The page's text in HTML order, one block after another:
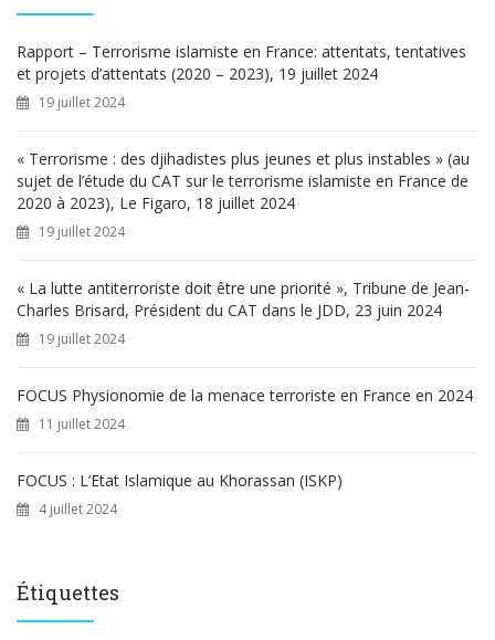
h
e
r
Rapport – Terrorisme islamiste en France: attentats, tentatives
et projets d’attentats (2020 – 2023), 19 juillet 2024
19 juillet 2024
« Terrorisme : des djihadistes plus jeunes et plus instables » (au
sujet de l’étude du CAT sur le terrorisme islamiste en France de
2020 à 2023), Le Figaro, 18 juillet 2024
19 juillet 2024
« La lutte antiterroriste doit être une priorité », Tribune de Jean-
Charles Brisard, Président du CAT dans le JDD, 23 juin 2024
19 juillet 2024
FOCUS Physionomie de la menace terroriste en France en 2024
11 juillet 2024
FOCUS : L’Etat Islamique au Khorassan (ISKP)
4 juillet 2024
Étiquettes